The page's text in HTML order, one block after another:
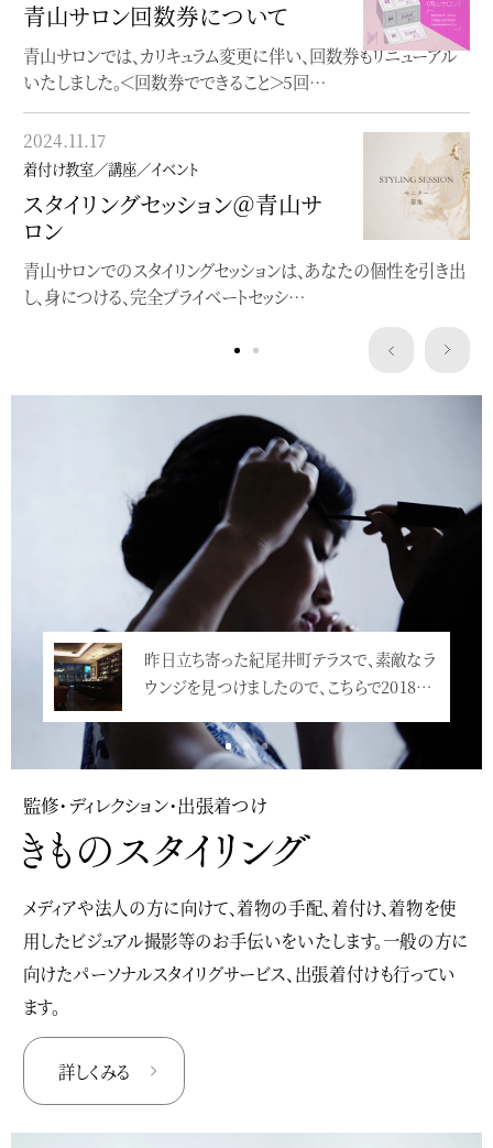
青山サロン回数券について
青山サロンでは、カリキュラム変更に伴い、回数券もリニューアル
いたしました。＜回数券でできること＞5回…
2024.11.17
着付け教室／講座／イベント
スタイリングセッション＠青山サ
ロン
青山サロンでのスタイリングセッションは、あなたの個性を引き出
し、身につける、完全プライベートセッシ…
オンラインレッスン
オンラインで完結する着物着付け教室
2023.05.22
着付け教室／講座／イベント
”浴衣にぴったり”洒落水引ワー
クショップ
クレマチスの簪作りWSを開催します
Service
監修・ディレクション・出張着つけ
メディアや法人の方に向けて、着物の手配、着付け、着物を使
用したビジュアル撮影等のお手伝いをいたします。一般の方に
向けたパーソナルスタイリグサービス、出張着付けも行ってい
ます。
詳しくみる
昨日立ち寄った紀尾井町テラスで、素敵なラ
ウンジを見つけましたので、こちらで2018…